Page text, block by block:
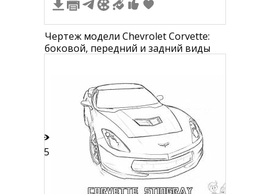
Чертеж модели Chevrolet Corvette:
боковой, передний и задний виды
15